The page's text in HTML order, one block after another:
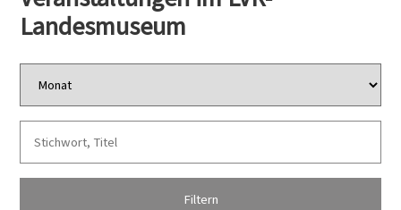
Landesmuseum
Filtern